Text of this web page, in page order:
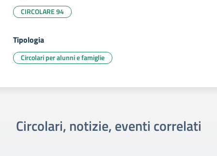
CIRCOLARE 94
Tipologia
Circolari per alunni e famiglie
Circolari, notizie, eventi correlati